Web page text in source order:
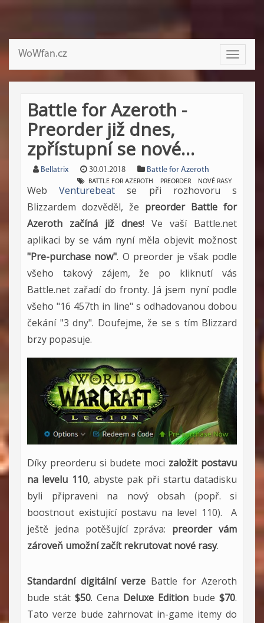
Toggle
WoWfan.cz
Battle for Azeroth -
Preorder již dnes,
zpřístupní se nové…
Bellatrix 30.01.2018 Battle for Azeroth
BATTLE FOR AZEROTH PREORDER NOVÉ RASY
WebVenturebeat se při rozhovoru s
Blizzardem dozvěděl, že preorder Battle for
Azeroth začíná již dnes! Ve vaší Battle.net
aplikaci by se vám nyní měla objevit možnost
"Pre-purchase now". O preorder je však podle
všeho takový zájem, že po kliknutí vás
Battle.net zařadí do fronty. Já jsem nyní podle
všeho "16 457th in line" s odhadovanou dobou
čekání "3 dny". Doufejme, že se s tím Blizzard
brzy popasuje.
Díky preorderu si budete moci založit postavu
na levelu 110, abyste pak při startu datadisku
byli připraveni na nový obsah (popř. si
boostnout existující postavu na level 110). A
ještě jedna potěšující zpráva: preorder vám
zároveň umožní začít rekrutovat nové rasy.
Standardní digitální verze Battle for Azeroth
bude stát $50. Cena Deluxe Edition bude $70.
Tato verze bude zahrnovat in-game itemy do